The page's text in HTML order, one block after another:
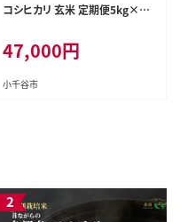
コシヒカリ 玄米 定期便5kg×3
08DB00】
47,000円
小千谷市